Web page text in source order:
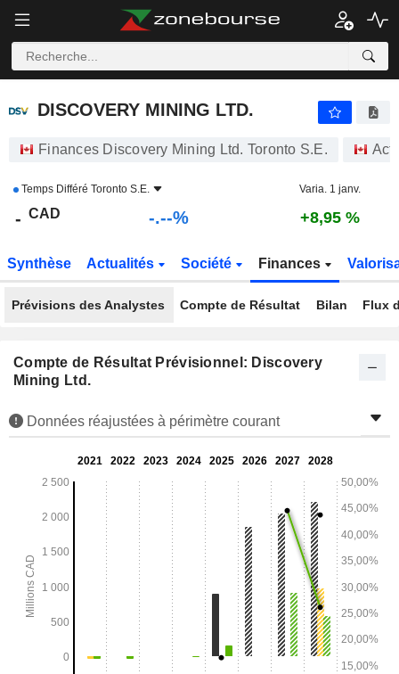
DISCOVERY MINING LTD. - $ -
DISCOVERY MINING LTD.
Finances Discovery Mining Ltd. Toronto S.E.
Temps Différé Toronto S.E. Varia. 1 janv.
- CAD -.--% +8,95 %
Synthèse Actualités Société Finances
Prévisions des Analystes Compte de Résultat Bilan Flux
Compte de Résultat Prévisionnel: Discovery
Mining Ltd.
Données réajustées à périmètre courant